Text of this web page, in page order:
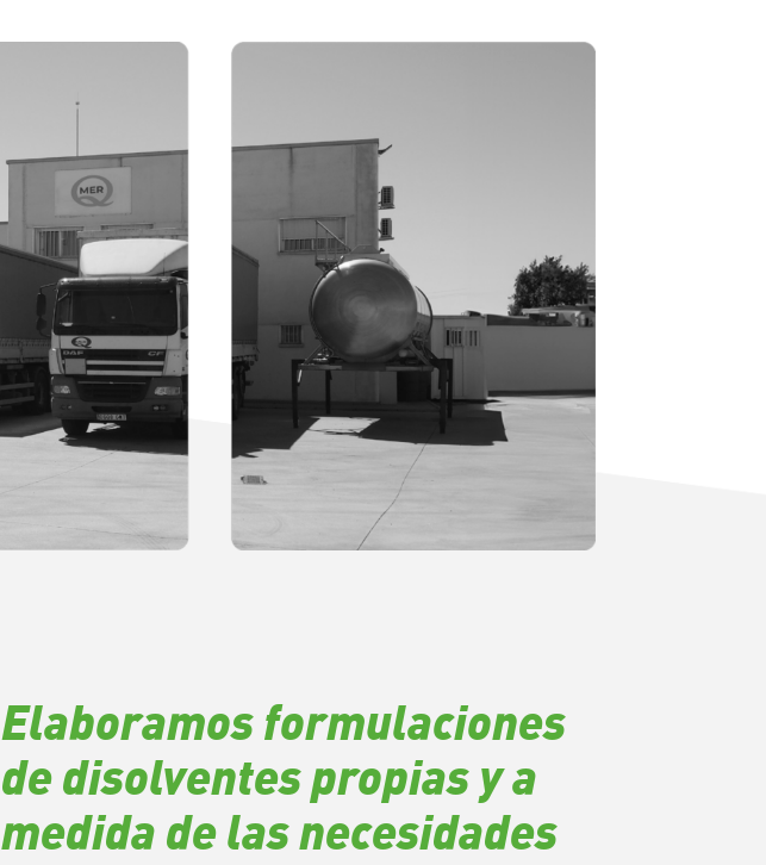
Elaboramos formulaciones
de disolventes propias y a
medida de las necesidades